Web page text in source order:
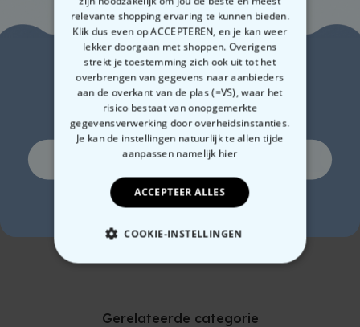
Mok met hartvormig oor:
Inhoud ca. 330 ml
Afmetingen ca. 9,5 cm hoog, diameter ca. 8 cm; oor ca. 4,5 cm
Gewicht ca. 300 gram
Geschikt voor de vaatwasser (handwas aanbevolen)
Gepersonaliseerd
Pornstar Martini glas
Gepersonaliseerde
champagne coupe met
tekst
€
Gerelateerde categorie
relevante shopping ervaring te kunnen bieden.
Klik dus even op ACCEPTEREN, en je kan weer
lekker doorgaan met shoppen. Overigens
strekt je toestemming zich ook uit tot het
overbrengen van gegevens naar aanbieders
aan de overkant van de plas (=VS), waar het
risico bestaat van onopgemerkte
gegevensverwerking door overheidsinstanties.
Je kan de instellingen natuurlijk te allen tijde
aanpassen namelijk hier
ACCEPTEER ALLES
COOKIE-INSTELLINGEN
Zin in
10% korting?
Ja, graag!
Nee, ik hou niet van korting